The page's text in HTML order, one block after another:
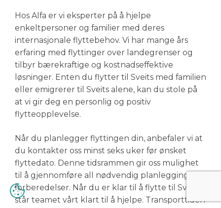
Hos Alfa er vi eksperter på å hjelpe
enkeltpersoner og familier med deres
internasjonale flyttebehov. Vi har mange års
erfaring med flyttinger over landegrenser og
tilbyr bærekraftige og kostnadseffektive
løsninger. Enten du flytter til Sveits med familien
eller emigrerer til Sveits alene, kan du stole på
at vi gir deg en personlig og positiv
flytteopplevelse.
Når du planlegger flyttingen din, anbefaler vi at
du kontakter oss minst seks uker før ønsket
flyttedato. Denne tidsrammen gir oss mulighet
til å gjennomføre all nødvendig planlegging og
forberedelser. Når du er klar til å flytte til Sveits,
står teamet vårt klart til å hjelpe. Transporttiden